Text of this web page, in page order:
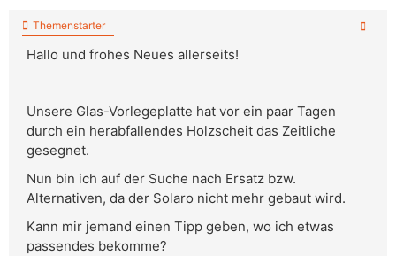
Themenstarter
Hallo und frohes Neues allerseits!
Unsere Glas-Vorlegeplatte hat vor ein paar Tagen
durch ein herabfallendes Holzscheit das Zeitliche
gesegnet.
Nun bin ich auf der Suche nach Ersatz bzw.
Alternativen, da der Solaro nicht mehr gebaut wird.
Kann mir jemand einen Tipp geben, wo ich etwas
passendes bekomme?